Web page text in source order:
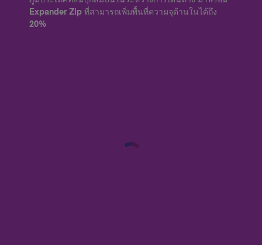
Expander Zip ที่สามารถเพิ่มพื้นที่ความจุด้านในได้ถึง
20%